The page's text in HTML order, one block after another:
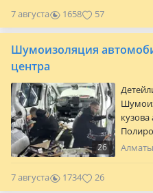
без с
7 августа 1658 57
Шумоизоляция
центра
26
без
руля
Алматы
7 августа 1734 26